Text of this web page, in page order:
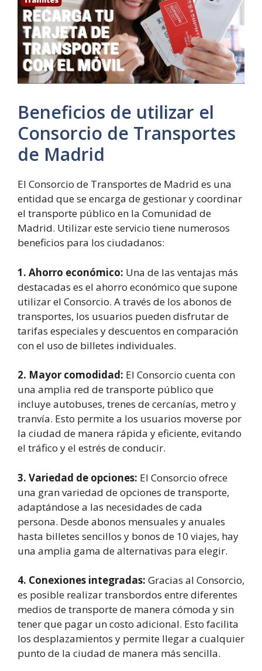
Beneficios de utilizar el
Consorcio de Transportes
de Madrid
El Consorcio de Transportes de Madrid es una
entidad que se encarga de gestionar y coordinar
el transporte público en la Comunidad de
Madrid. Utilizar este servicio tiene numerosos
beneficios para los ciudadanos:
1. Ahorro económico: Una de las ventajas más
destacadas es el ahorro económico que supone
utilizar el Consorcio. A través de los abonos de
transportes, los usuarios pueden disfrutar de
tarifas especiales y descuentos en comparación
con el uso de billetes individuales.
2. Mayor comodidad: El Consorcio cuenta con
una amplia red de transporte público que
incluye autobuses, trenes de cercanías, metro y
tranvía. Esto permite a los usuarios moverse por
la ciudad de manera rápida y eficiente, evitando
el tráfico y el estrés de conducir.
3. Variedad de opciones: El Consorcio ofrece
una gran variedad de opciones de transporte,
adaptándose a las necesidades de cada
persona. Desde abonos mensuales y anuales
hasta billetes sencillos y bonos de 10 viajes, hay
una amplia gama de alternativas para elegir.
4. Conexiones integradas: Gracias al Consorcio,
es posible realizar transbordos entre diferentes
medios de transporte de manera cómoda y sin
tener que pagar un costo adicional. Esto facilita
los desplazamientos y permite llegar a cualquier
punto de la ciudad de manera más sencilla.